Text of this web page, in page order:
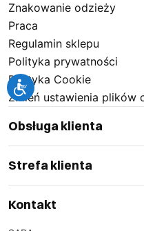
Znakowanie odzieży
Praca
Regulamin sklepu
Polityka prywatności
Polityka Cookie
Zmień ustawienia plików
Obsługa klienta
Strefa klienta
Kontakt